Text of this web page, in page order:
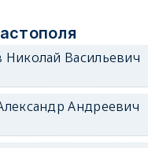
Николай Васильевич
Андреевич